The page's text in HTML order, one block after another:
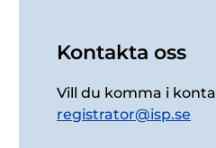
Kontakta oss
Vill du komma i
registrator@isp.se